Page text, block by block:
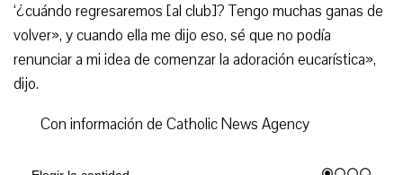
‘¿cuándo regresaremos [al club]? Tengo muchas ganas de
volver», y cuando ella me dijo eso, sé que no podía
renunciar a mi idea de comenzar la adoración eucarística»,
dijo.
Con información de Catholic News Agency